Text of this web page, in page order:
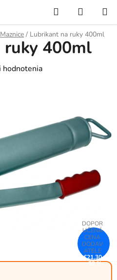
Hľadať
KOŠÍK
Maznice / Lubrikant na ruky 400ml
400ml
hodnotenia
€21,30
–52 %